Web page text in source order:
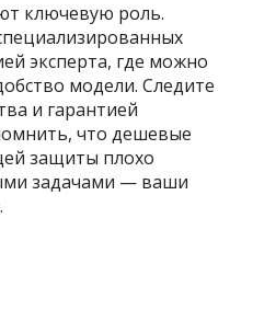
ключевую роль.
эксперта, где можно
модели. Следите
и гарантией
что дешевые
защиты плохо
задачами — ваши